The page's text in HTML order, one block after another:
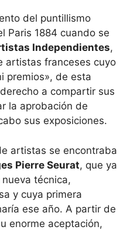
del puntillismo
Paris 1884 cuando se
Independientes,
artistas franceses cuyo
premios», de esta
a compartir sus
la aprobación de
sus exposiciones.
artistas se encontraba
Pierre Seurat, que ya
técnica,
y cuya primera
ese año. A partir de
enorme aceptación,